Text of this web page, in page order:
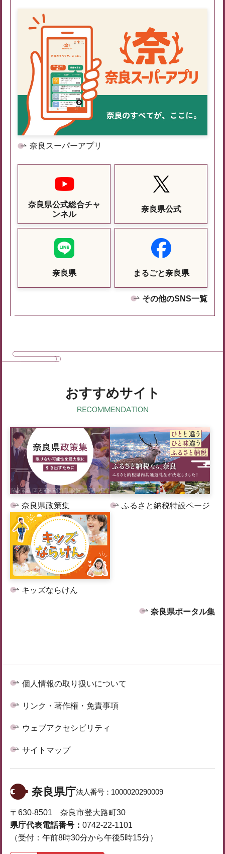
奈良スーパーアプリ
奈良県公式総合チャ
ンネル
奈良県公式
奈良県 まるごと奈良県
その他のSNS一覧
おすすめサイト
奈良県政策集 ふるさと納税特設ページ
キッズならけん
奈良県ポータル集
個人情報の取り扱いについて
リンク・著作権・免責事項
ウェブアクセシビリティ
サイトマップ
奈良県庁法人番号： 1000020290009
〒630-8501 奈良市登大路町30
県庁代表電話番号： 0742-22-1101
（受付：午前8時30分から午後5時15分）